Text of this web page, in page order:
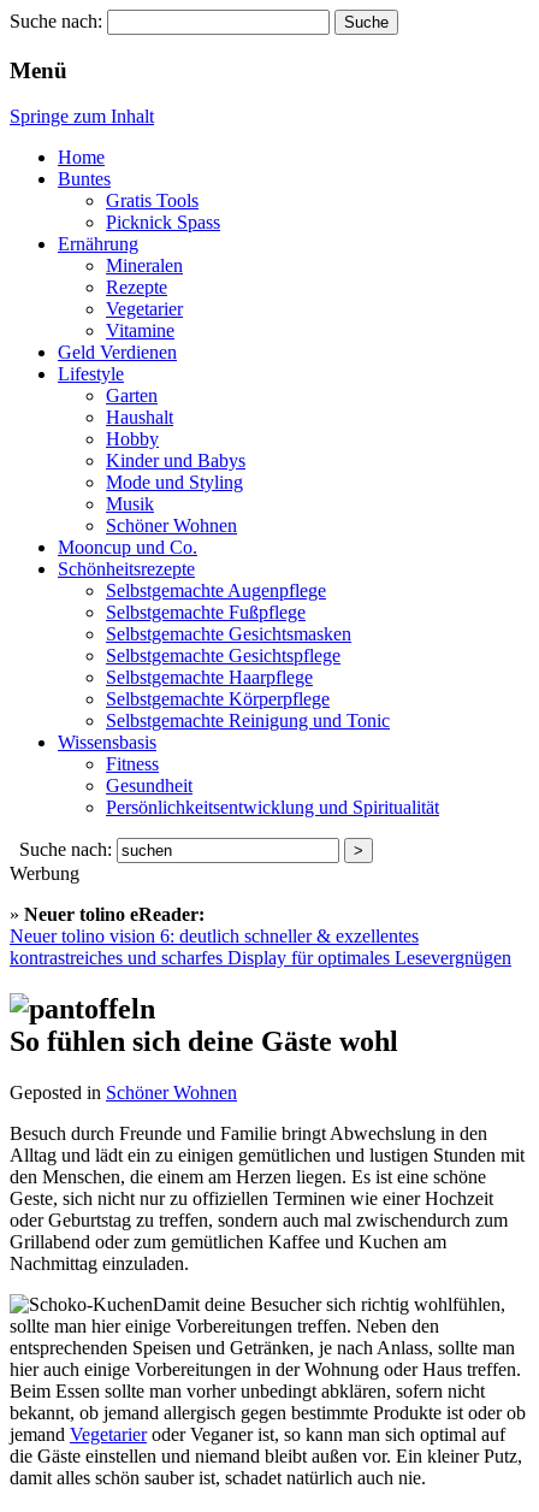
Pinkies
Suche nach:
Menü
Springe zum Inhalt
Home
Buntes
Gratis Tools
Picknick Spass
Ernährung
Mineralen
Rezepte
Vegetarier
Vitamine
Geld Verdienen
Lifestyle
Garten
Haushalt
Hobby
Kinder und Babys
Mode und Styling
Musik
Schöner Wohnen
Mooncup und Co.
Schönheitsrezepte
Selbstgemachte Augenpflege
Selbstgemachte Fußpflege
Selbstgemachte Gesichtsmasken
Selbstgemachte Gesichtspflege
Selbstgemachte Haarpflege
Selbstgemachte Körperpflege
Selbstgemachte Reinigung und Tonic
Wissensbasis
Fitness
Gesundheit
Persönlichkeitsentwicklung und Spiritualität
Suche nach:
Werbung
» Neuer tolino eReader:
Neuer tolino vision 6: deutlich schneller & exzellentes
kontrastreiches und scharfes Display für optimales Lesevergnügen
So fühlen sich deine Gäste wohl
Geposted in Schöner Wohnen
Besuch durch Freunde und Familie bringt Abwechslung in den
Alltag und lädt ein zu einigen gemütlichen und lustigen Stunden mit
den Menschen, die einem am Herzen liegen. Es ist eine schöne
Geste, sich nicht nur zu offiziellen Terminen wie einer Hochzeit
oder Geburtstag zu treffen, sondern auch mal zwischendurch zum
Grillabend oder zum gemütlichen Kaffee und Kuchen am
Nachmittag einzuladen.
Damit deine Besucher sich richtig wohlfühlen,
sollte man hier einige Vorbereitungen treffen. Neben den
entsprechenden Speisen und Getränken, je nach Anlass, sollte man
hier auch einige Vorbereitungen in der Wohnung oder Haus treffen.
Beim Essen sollte man vorher unbedingt abklären, sofern nicht
bekannt, ob jemand allergisch gegen bestimmte Produkte ist oder ob
jemand Vegetarieroder Veganer ist, so kann man sich optimal auf
die Gäste einstellen und niemand bleibt außen vor. Ein kleiner Putz,
damit alles schön sauber ist, schadet natürlich auch nie.